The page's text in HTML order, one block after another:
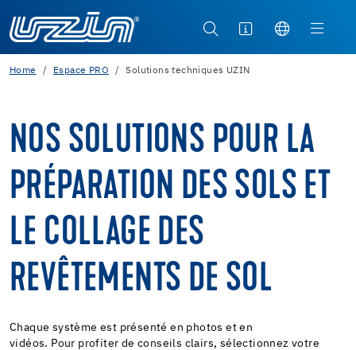
Home Espace PRO Solutions techniques UZIN
NOS SOLUTIONS POUR LA
PRÉPARATION DES SOLS ET
LE COLLAGE DES
REVÊTEMENTS DE SOL
Chaque système est présenté en photos et en
vidéos. Pour profiter de conseils clairs, sélectionnez votre